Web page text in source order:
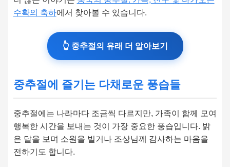
수확의 축하에서 찾아볼 수 있습니다.
👆 중추절의 유래 더 알아보기
중추절에 즐기는 다채로운 풍습들
중추절에는 나라마다 조금씩 다르지만, 가족이 함께 모여
행복한 시간을 보내는 것이 가장 중요한 풍습입니다. 밝
은 달을 보며 소원을 빌거나 조상님께 감사하는 마음을
전하기도 합니다.